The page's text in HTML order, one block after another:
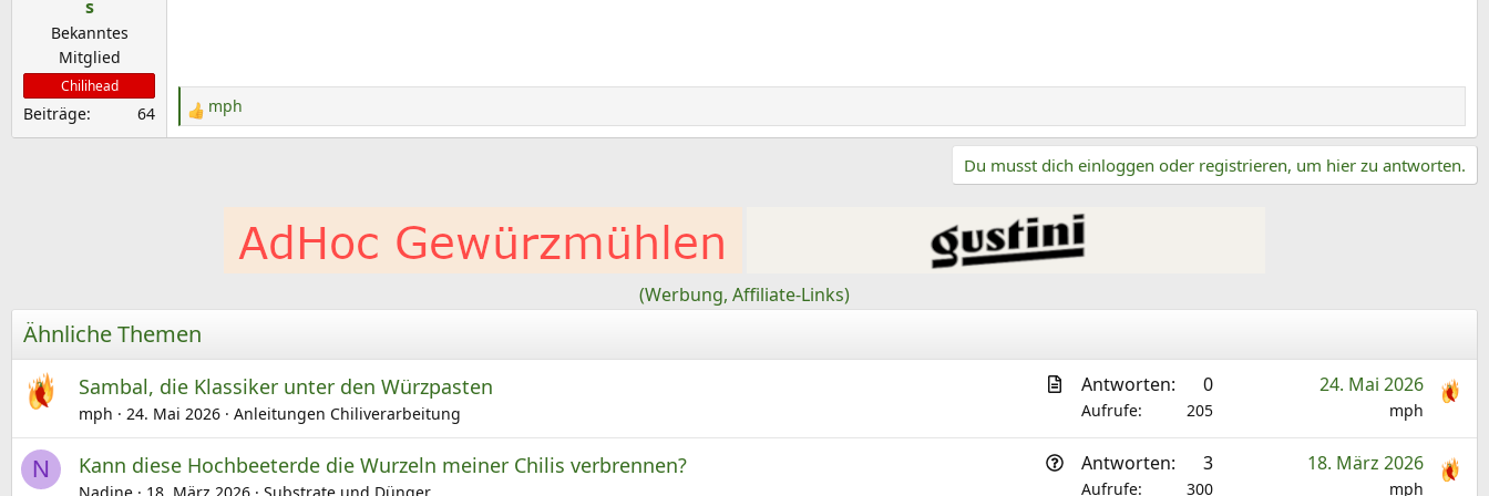
s
Bekanntes
Mitglied
Chilihead
Beiträge 64
R
e
e
n
:
mph
Du musst dich einloggen oder registrieren, um hier zu antworten.
(Werbung, Affiliate-Links)
Ähnliche Themen
t
i
Sambal, die Klassiker unter den Würzpasten
mph 24. Mai 2026 Anleitungen Chiliverarbeitung
Antworten 0
Aufrufe 205
24. Mai 2026
mph
N
F
Kann diese Hochbeeterde die Wurzeln meiner Chilis verbrennen? Antworten 3
Aufrufe 300
18. März 2026
mph